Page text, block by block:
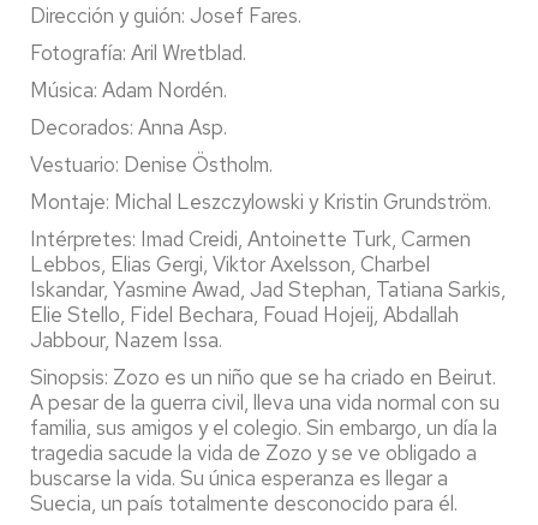
Dirección y guión: Josef Fares.
Fotografía: Aril Wretblad.
Música: Adam Nordén.
Decorados: Anna Asp.
Vestuario: Denise Östholm.
Montaje: Michal Leszczylowski y Kristin Grundström.
Intérpretes: Imad Creidi, Antoinette Turk, Carmen
Lebbos, Elias Gergi, Viktor Axelsson, Charbel
Iskandar, Yasmine Awad, Jad Stephan, Tatiana Sarkis,
Elie Stello, Fidel Bechara, Fouad Hojeij, Abdallah
Jabbour, Nazem Issa.
Sinopsis: Zozo es un niño que se ha criado en Beirut.
A pesar de la guerra civil, lleva una vida normal con su
familia, sus amigos y el colegio. Sin embargo, un día la
tragedia sacude la vida de Zozo y se ve obligado a
buscarse la vida. Su única esperanza es llegar a
Suecia, un país totalmente desconocido para él.